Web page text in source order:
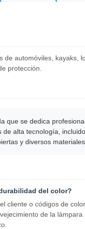
automóviles,
protección.
que se dedica
alta tecnología,
y diversos
del color?
cliente o códigos de
de la